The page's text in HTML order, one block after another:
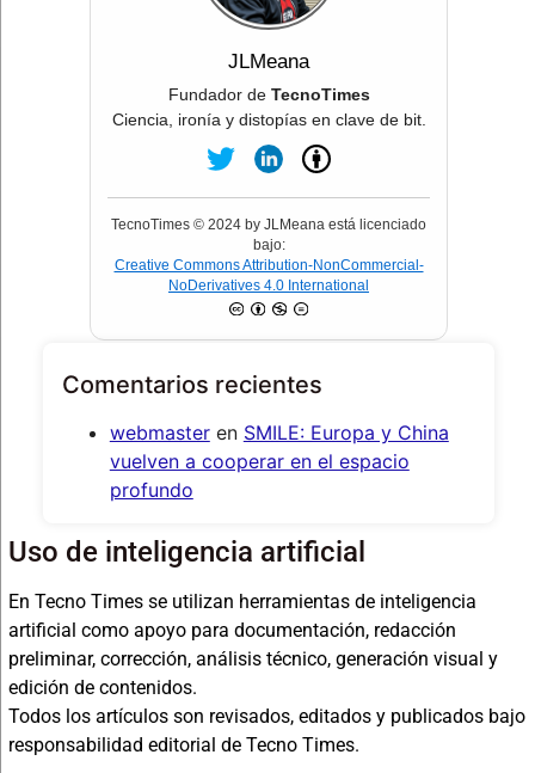
JLMeana
Fundador de TecnoTimes
Ciencia, ironía y distopías en clave de bit.
TecnoTimes © 2024 by JLMeana está licenciado
bajo:
Creative Commons Attribution-NonCommercial-
NoDerivatives 4.0 International
Comentarios recientes
webmasteren SMILE: Europa y China
vuelven a cooperar en el espacio
profundo
Uso de inteligencia artificial
En Tecno Times se utilizan herramientas de inteligencia
artificial como apoyo para documentación, redacción
preliminar, corrección, análisis técnico, generación visual y
edición de contenidos.
Todos los artículos son revisados, editados y publicados bajo
responsabilidad editorial de Tecno Times.